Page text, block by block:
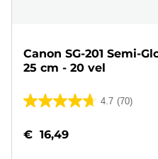
Canon SG-201 Semi-
25 cm - 20 vel
4.7 (70)
4.7
de
€ 16,49